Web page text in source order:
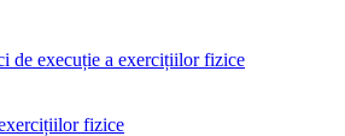
de execuție a exercițiilor fizice
fizice